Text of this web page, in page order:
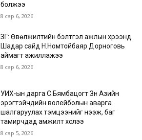
болжээ
8 сар 6, 2026
ЗГ: Өвөлжилтийн бэлтгэл ажлын хүрээнд
Шадар сайд Н.Номтойбаяр Дорноговь
аймагт ажиллажээ
8 сар 6, 2026
УИХ-ын дарга С.Бямбацогт Зүүн Азийн
эрэгтэйчүүдийн волейболын аварга
шалгаруулах тэмцээнийг нээж, баг
тамирчдад амжилт хүслээ
8 сар 5, 2026